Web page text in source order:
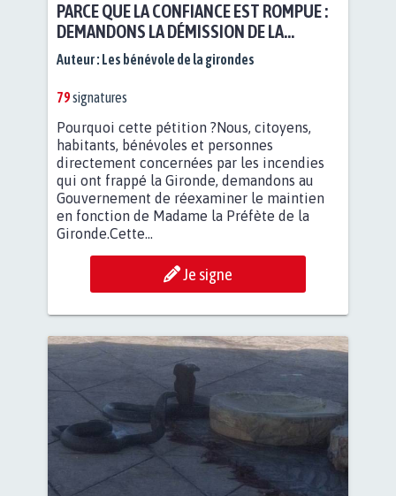
PARCE QUE LA CONFIANCE EST ROMPUE :
DEMANDONS LA DÉMISSION DE LA
PRÉFÈTE DE LA GIRONDE
Auteur : Les bénévole de la girondes
79signatures
Pourquoi cette pétition ?Nous, citoyens,
habitants, bénévoles et personnes
directement concernées par les incendies
qui ont frappé la Gironde, demandons au
Gouvernement de réexaminer le maintien
en fonction de Madame la Préfète de la
Gironde.Cette...
Je signe